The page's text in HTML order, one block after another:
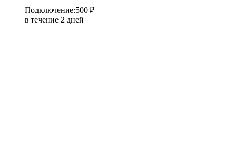
Подключение:500 ₽
в течение 2 дней